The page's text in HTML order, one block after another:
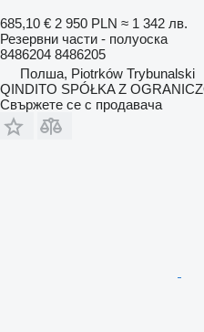
685,10 € 2 950 PLN ≈ 1 342 лв.
Резервни части - полуоска
8486204 8486205
Полша, Piotrków Trybunalski
QINDITO SPÓŁKA Z
Свържете се с продавача